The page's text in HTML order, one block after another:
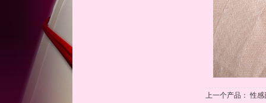
上一个产品：性感